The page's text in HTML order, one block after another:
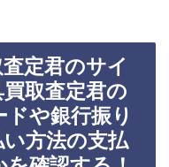
定君のサイ
取査定君の
や銀行振り
方法の支払